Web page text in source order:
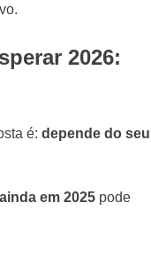
2026:
é: depende do seu
em 2025 pode